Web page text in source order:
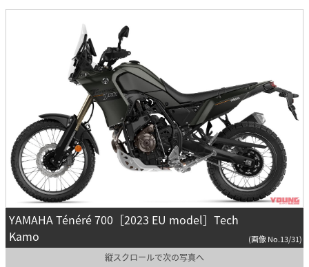
YAMAHA Ténéré 700［2023 EU model］Tech
Kamo
(画像 No.13/31)
縦スクロールで次の写真へ